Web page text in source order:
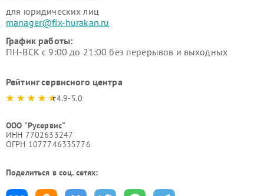
для юридических лиц
manager@fix-hurakan.ru
График работы:
ПН-ВСК с 9:00 до 21:00 без перерывов и выходных
Рейтинг сервисного центра
4.9-5.0
ООО "Русервис"
ИНН 7702633247
ОГРН 1077746335776
Поделиться в соц. сетях: